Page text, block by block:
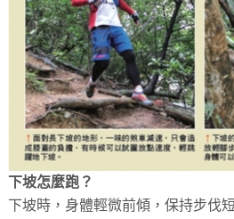
下坡怎麼跑？
下坡時，身體輕微前傾，保持步伐